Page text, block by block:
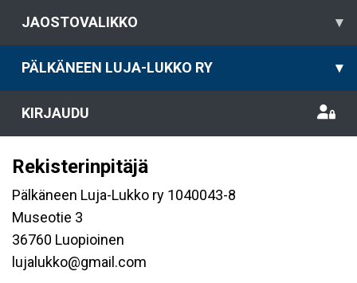
JAOSTOVALIKKO ▾
PÄLKÄNEEN LUJA-LUKKO RY ▾
KIRJAUDU
Rekisterinpitäjä
Pälkäneen Luja-Lukko ry 1040043-8
Museotie 3
36760 Luopioinen
lujalukko@gmail.com